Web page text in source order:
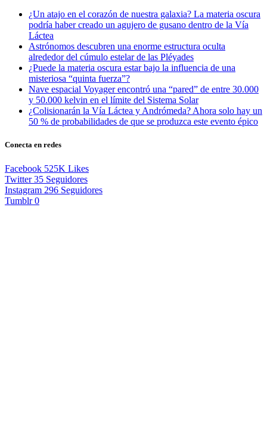
¿Un atajo en el corazón de nuestra galaxia? La materia oscura
podría haber creado un agujero de gusano dentro de la Vía
Láctea
Astrónomos descubren una enorme estructura oculta
alrededor del cúmulo estelar de las Pléyades
¿Puede la materia oscura estar bajo la influencia de una
misteriosa “quinta fuerza”?
Nave espacial Voyager encontró una “pared” de entre 30.000
y 50.000 kelvin en el límite del Sistema Solar
¿Colisionarán la Vía Láctea y Andrómeda? Ahora solo hay un
50 % de probabilidades de que se produzca este evento épico
Conecta en redes
Facebook 525K Likes
Twitter 35 Seguidores
Instagram 296 Seguidores
Tumblr 0